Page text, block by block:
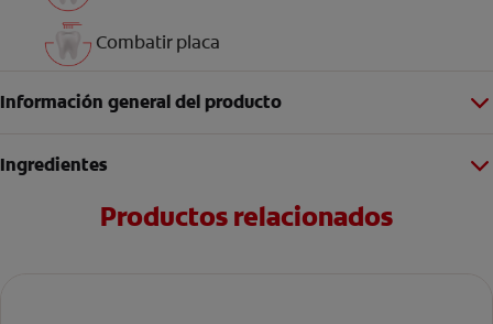
Combatir placa
Información general del producto
Ingredientes
Productos relacionados